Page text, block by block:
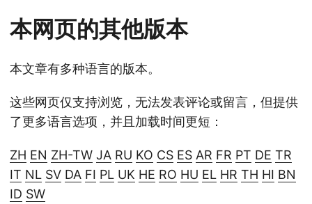
本网页的其他版本
本文章有多种语言的版本。
这些网页仅支持浏览，无法发表评论或留言，但提供
了更多语言选项，并且加载时间更短：
ZH EN ZH-TW JA RU KO CS ES AR FR PT DE TR
IT NL SV DA FI PL UK HE RO HU EL HR TH HI BN
ID SW